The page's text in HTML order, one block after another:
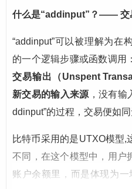
什么是“addinput”？—— 交
“addinput”可以被理解为在
的一个逻辑步骤或函数调用
交易输出（Unspent
新交易的输入来源 ，没有
ddinput”的过程，交易便如
比特币采用的是UTXO模型,
不同，在这个模型中，用户
账户余额里，而是体现为